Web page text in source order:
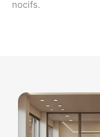
nocifs.